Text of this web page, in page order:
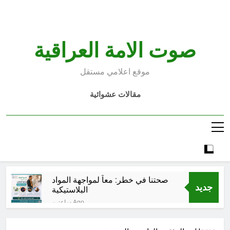
صوت الامة العراقية
موقع اعلامي مستقل
مقالات عشوائية
جديد
صحتنا في خطر: معاً لمواجهة المواد
البلاستيكية
ساعتين Ago